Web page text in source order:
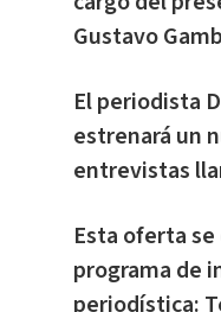
Gustavo
El periodista
estrenará un
entrevistas
Esta oferta
programa de
periodística: